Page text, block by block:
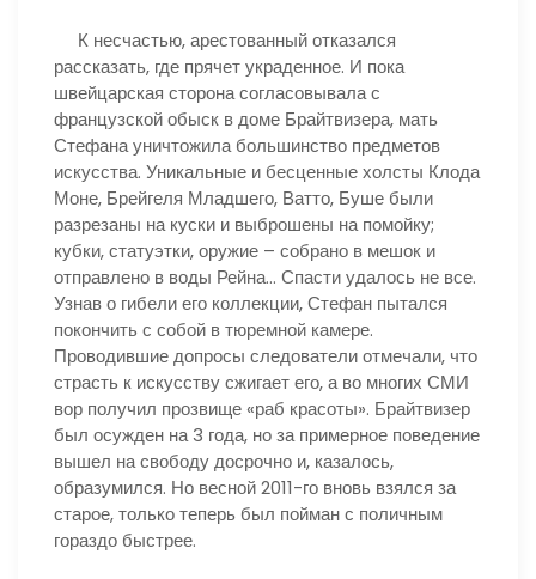
К несчастью, арестованный отказался
рассказать, где прячет украденное. И пока
швейцарская сторона согласовывала с
французской обыск в доме Брайтвизера, мать
Стефана уничтожила большинство предметов
искусства. Уникальные и бесценные холсты Клода
Моне, Брейгеля Младшего, Ватто, Буше были
разрезаны на куски и выброшены на помойку;
кубки, статуэтки, оружие – собрано в мешок и
отправлено в воды Рейна… Спасти удалось не все.
Узнав о гибели его коллекции, Стефан пытался
покончить с собой в тюремной камере.
Проводившие допросы следователи отмечали, что
страсть к искусству сжигает его, а во многих СМИ
вор получил прозвище «раб красоты». Брайтвизер
был осужден на 3 года, но за примерное поведение
вышел на свободу досрочно и, казалось,
образумился. Но весной 2011-го вновь взялся за
старое, только теперь был пойман с поличным
гораздо быстрее.